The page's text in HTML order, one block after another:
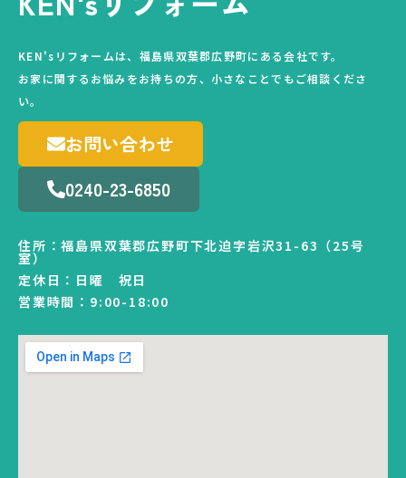
KEN'sリフォームは、福島県双葉郡広野町にある会社です。
お家に関するお悩みをお持ちの方、小さなことでもご相談くださ
い。
お問い合わせ
0240-23-6850
住所：福島県双葉郡広野町下北迫字岩沢31-63（25号
室）
定休日：日曜 祝日
営業時間：9:00-18:00